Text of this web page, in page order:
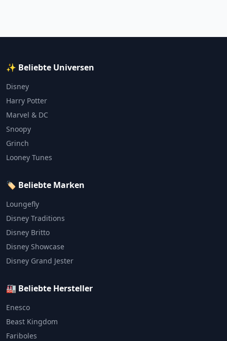
✨ Beliebte Universen
Disney
Harry Potter
Marvel & DC
Snoopy
Grinch
Looney Tunes
🏷️ Beliebte Marken
Loungefly
Disney Traditions
Disney Britto
Disney Showcase
Disney Grand Jester
🏭 Beliebte Hersteller
Enesco
Beast Kingdom
Fariboles